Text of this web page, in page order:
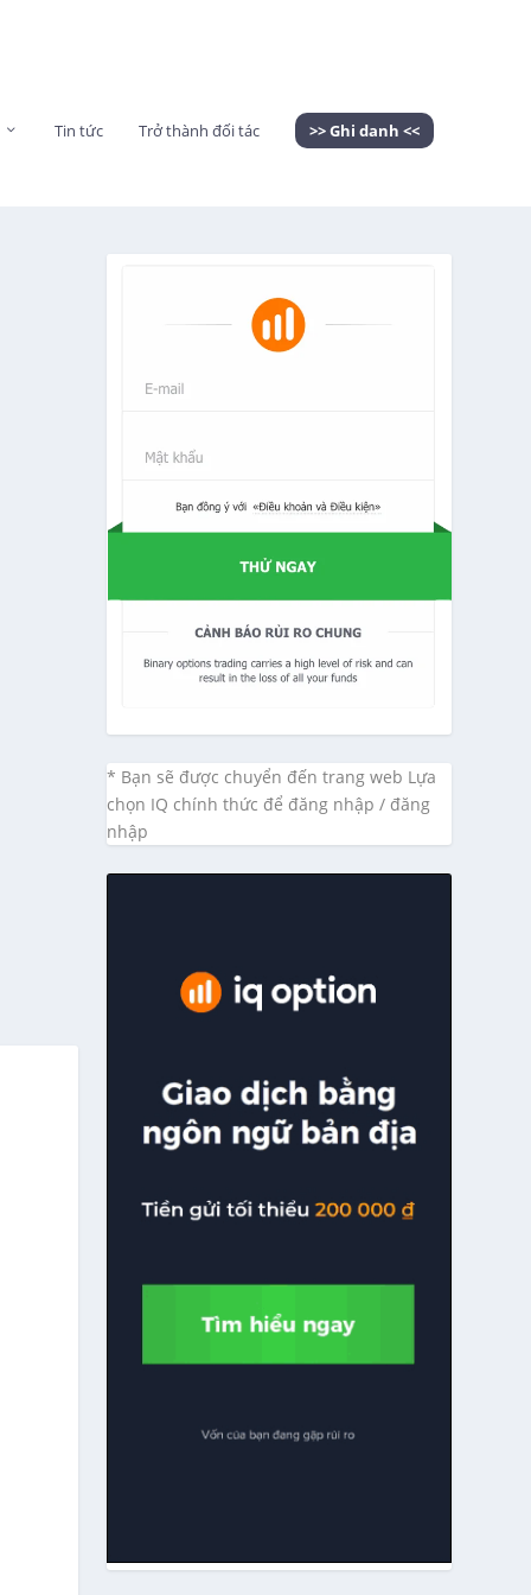
Tin tức Trở thành đối tác >> Ghi danh <<
* Bạn sẽ được chuyển đến trang web Lựa
chọn IQ chính thức để đăng nhập / đăng
nhập